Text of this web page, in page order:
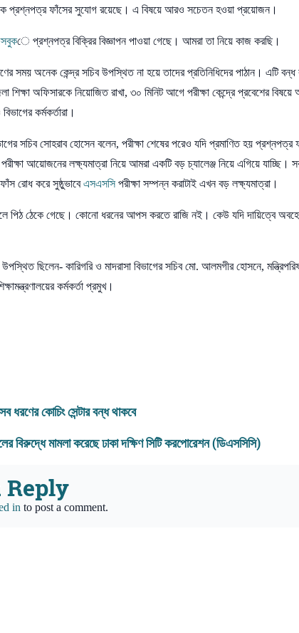
প্রশ্নপত্র ফাঁসের সুযোগ রয়েছে। এ বিষয়ে আরও সচেতন হওয়া প্রয়োজন।
ে প্রশ্নপত্র বিক্রির বিজ্ঞাপন পাওয়া গেছে। আমরা তা নিয়ে কাজ করছি।
সময় অনেক কেন্দ্র সচিব উপস্থিত না হয়ে তাদের প্রতিনিধিদের পাঠান। এটি বন্ধ
শিক্ষা অফিসারকে নিয়োজিত রাখা, ৩০ মিনিট আগে পরীক্ষা কেন্দ্রে প্রবেশের
কর্মকর্তারা।
সচিব সোহরাব হোসেন বলেন, পরীক্ষা শেষের পরেও যদি প্রমাণিত হয়
আয়োজনের লক্ষ্যমাত্রা নিয়ে আমরা একটি বড় চ্যালেঞ্জ নিয়ে এগিয়ে যাচ্ছি।
রোধ করে সুষ্ঠুভাবেএসএসসিপরীক্ষা সম্পন্ন করাটাই এখন বড় লক্ষ্যমাত্রা।
পিঠ ঠেকে গেছে। কোনো ধরনের আপস করতে রাজি নই। কেউ যদি দায়িত্বে
ছিলেন- কারিগরি ও মাদরাসা বিভাগের সচিব মো. আলমগীর হোসনে,
কর্মকর্তা প্রমুখ।
ধরণের কোচিং সেন্টার বন্ধ থাকবে
বিরুদ্ধে মামলা করেছে ঢাকা দক্ষিণ সিটি করপোরেশন (ডিএসসিসি)
Reply
in to post a comment.